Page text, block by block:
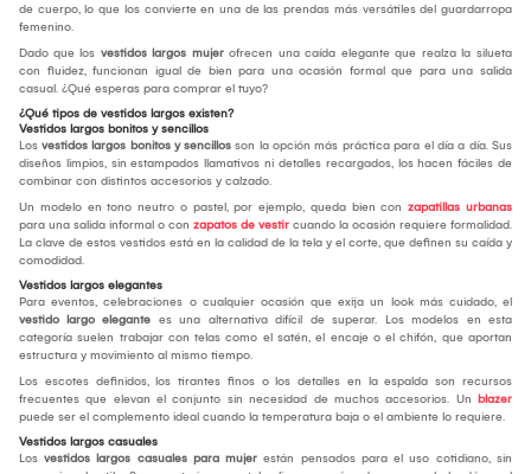
de cuerpo, lo que los convierte en una de las prendas más versátiles del guardarropa
femenino.
Dado que los vestidos largos mujer ofrecen una caída elegante que realza la silueta
con fluidez, funcionan igual de bien para una ocasión formal que para una salida
casual. ¿Qué esperas para comprar el tuyo?
¿Qué tipos de vestidos largos existen?
Vestidos largos bonitos y sencillos
Los vestidos largos bonitos y sencillos son la opción más práctica para el día a día. Sus
diseños limpios, sin estampados llamativos ni detalles recargados, los hacen fáciles de
combinar con distintos accesorios y calzado.
Un modelo en tono neutro o pastel, por ejemplo, queda bien con zapatillas urbanas
para una salida informal o con zapatos de vestir cuando la ocasión requiere formalidad.
La clave de estos vestidos está en la calidad de la tela y el corte, que definen su caída y
comodidad.
Vestidos largos elegantes
Para eventos, celebraciones o cualquier ocasión que exija un look más cuidado, el
vestido largo elegante es una alternativa difícil de superar. Los modelos en esta
categoría suelen trabajar con telas como el satén, el encaje o el chifón, que aportan
estructura y movimiento al mismo tiempo.
Los escotes definidos, los tirantes finos o los detalles en la espalda son recursos
frecuentes que elevan el conjunto sin necesidad de muchos accesorios. Un blazer
puede ser el complemento ideal cuando la temperatura baja o el ambiente lo requiere.
Vestidos largos casuales
Los vestidos largos casuales para mujer están pensados para el uso cotidiano, sin